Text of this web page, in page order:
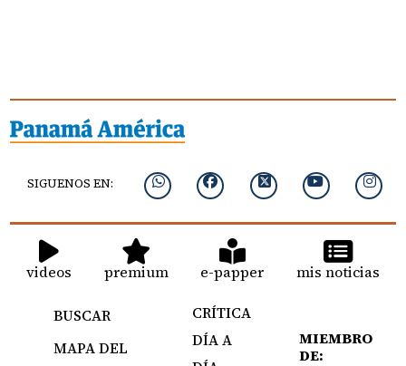
SIGUENOS EN:
videos premium e-papper mis noticias
BUSCAR
MAPA DEL
CRÍTICA
DÍA A
MIEMBRO
DE: